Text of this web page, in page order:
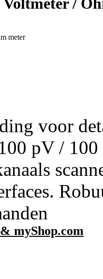
meter
voor
pV /
myShop.com